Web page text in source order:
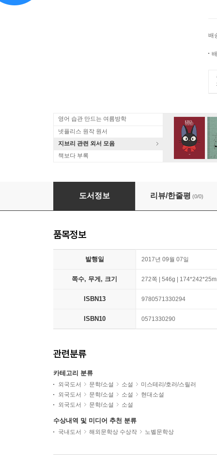
배
영어 습관 만드는 여름방학
넷플리스 원작 원서
지브리 관련 외서 모음
책보다 부록
The Red-Haired Woman
도서정보 리뷰/한줄평 (0/0)
품목정보
발행일 2017년 09월 07일
쪽수, 무게, 크기 272쪽 | 546g |
ISBN13 9780571330294
ISBN10 0571330290
관련분류
카테고리 분류
외국도서 문학/소설 소설
미스테리/호러/스릴러
외국도서
문학/소설 소설
현대소설
외국도서
문학/소설 소설
수상내역 및 미디어 추천 분류
국내도서 해외문학상 수상작 노벨문학상